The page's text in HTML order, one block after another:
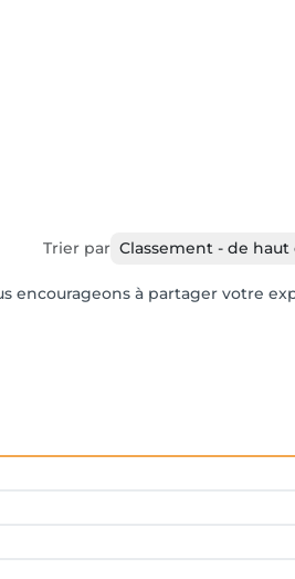
Trier par Classement - de haut
encourageons à partager votre